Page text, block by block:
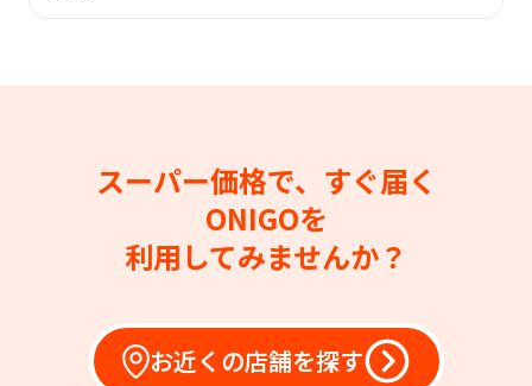
スーパー価格で、すぐ届く
ONIGOを
利用してみませんか？
お近くの店舗を探す